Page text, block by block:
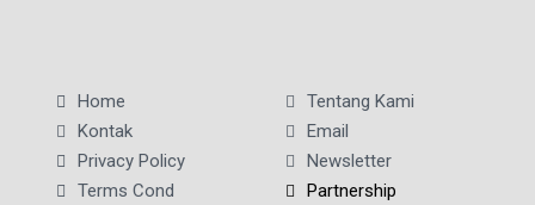
Home
Kontak
Privacy Policy
Terms Cond
Tentang Kami
Email
Newsletter
Partnership